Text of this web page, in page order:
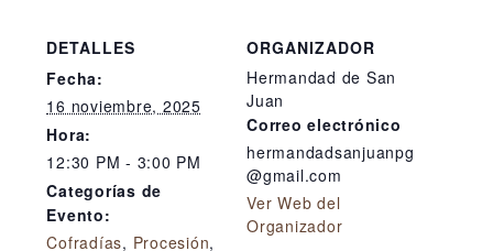
DETALLES
Fecha:
16 noviembre, 2025
Hora:
12:30 PM - 3:00 PM
Categorías de
Evento:
Cofradías, Procesión,
ORGANIZADOR
Hermandad de San
Juan
Correo electrónico
hermandadsanjuanpg
@gmail.com
Ver Web del
Organizador